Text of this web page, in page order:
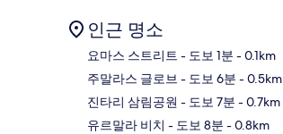
인근 명소
요마스 스트리트 - 도보 1분 - 0.1km
주말라스 글로브 - 도보 6분 - 0.5km
진타리 삼림공원 - 도보 7분 - 0.7km
유르말라 비치 - 도보 8분 - 0.8km